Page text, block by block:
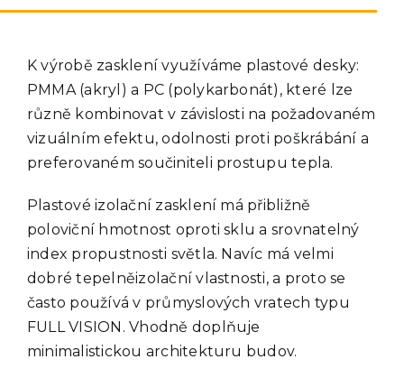
K výrobě zasklení využíváme plastové desky:
PMMA (akryl) a PC (polykarbonát), které lze
různě kombinovat v závislosti na požadovaném
vizuálním efektu, odolnosti proti poškrábání a
preferovaném součiniteli prostupu tepla.
Plastové izolační zasklení má přibližně
poloviční hmotnost oproti sklu a srovnatelný
index propustnosti světla. Navíc má velmi
dobré tepelněizolační vlastnosti, a proto se
často používá v průmyslových vratech typu
FULL VISION. Vhodně doplňuje
minimalistickou architekturu budov.